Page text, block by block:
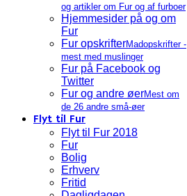
og artikler om Fur og af furboer
Hjemmesider på og om
Fur
Fur opskrifterMadopskrifter -
mest med muslinger
Fur på Facebook og
Twitter
Fur og andre øerMest om
de 26 andre små-øer
Flyt til Fur
Flyt til Fur 2018
Fur
Bolig
Erhverv
Fritid